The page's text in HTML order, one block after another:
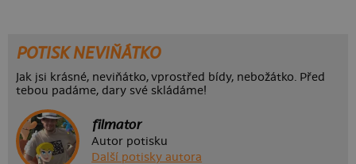
POTISK NEVIŇÁTKO
Jak jsi krásné, neviňátko, vprostřed bídy, nebožátko. Před
tebou padáme, dary své skládáme!
filmator
Autor potisku
Další potisky autora